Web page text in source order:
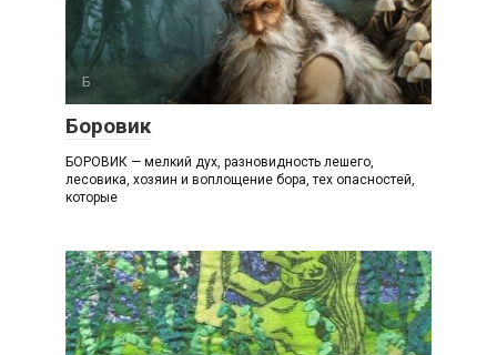
Б
Боровик
БОРОВИК — мелкий дух, разновидность лешего,
лесовика, хозяин и воплощение бора, тех опасностей,
которые